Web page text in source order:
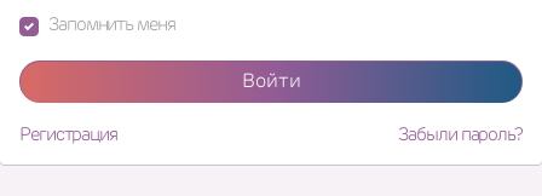
Запомнить меня
Войти
Регистрация Забыли пароль?